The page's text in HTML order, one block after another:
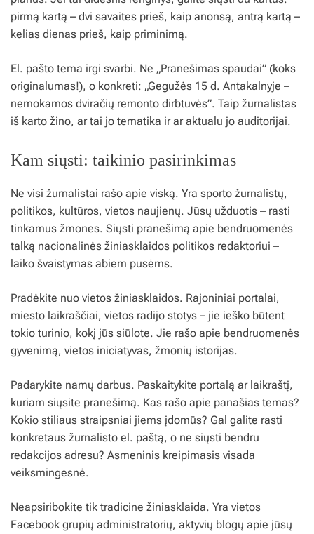
pirmą kartą – dvi savaites prieš, kaip anonsą, antrą kartą –
kelias dienas prieš, kaip priminimą.
El. pašto tema irgi svarbi. Ne „Pranešimas spaudai” (koks
originalumas!), o konkreti: „Gegužės 15 d. Antakalnyje –
nemokamos dviračių remonto dirbtuvės”. Taip žurnalistas
iš karto žino, ar tai jo tematika ir ar aktualu jo auditorijai.
Kam siųsti: taikinio pasirinkimas
Ne visi žurnalistai rašo apie viską. Yra sporto žurnalistų,
politikos, kultūros, vietos naujienų. Jūsų užduotis – rasti
tinkamus žmones. Siųsti pranešimą apie bendruomenės
talką nacionalinės žiniasklaidos politikos redaktoriui –
laiko švaistymas abiem pusėms.
Pradėkite nuo vietos žiniasklaidos. Rajoniniai portalai,
miesto laikraščiai, vietos radijo stotys – jie ieško būtent
tokio turinio, kokį jūs siūlote. Jie rašo apie bendruomenės
gyvenimą, vietos iniciatyvas, žmonių istorijas.
Padarykite namų darbus. Paskaitykite portalą ar laikraštį,
kuriam siųsite pranešimą. Kas rašo apie panašias temas?
Kokio stiliaus straipsniai jiems įdomūs? Gal galite rasti
konkretaus žurnalisto el. paštą, o ne siųsti bendru
redakcijos adresu? Asmeninis kreipimasis visada
veiksmingesnė.
Neapsiribokite tik tradicine žiniasklaida. Yra vietos
Facebook grupių administratorių, aktyvių blogų apie jūsų